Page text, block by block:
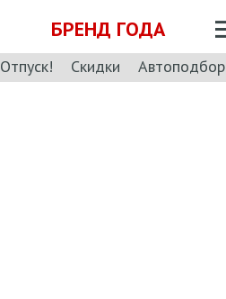
БРЕНД ГОДА
Отпуск! Скидки Автоподбор